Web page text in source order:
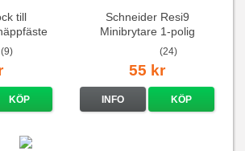
till
(9)
KÖP
Schneider Resi9
Minibrytare 1-polig
(24)
55 kr
INFO KÖP